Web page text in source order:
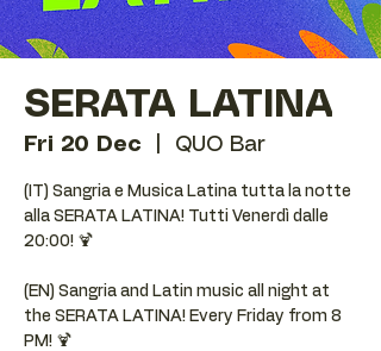
SERATA LATINA
Fri 20 Dec QUO Bar
(IT) Sangria e Musica Latina tutta la notte
alla SERATA LATINA! Tutti Venerdì dalle
20:00! 🍹
(EN) Sangria and Latin music all night at
the SERATA LATINA! Every Friday from 8
PM! 🍹